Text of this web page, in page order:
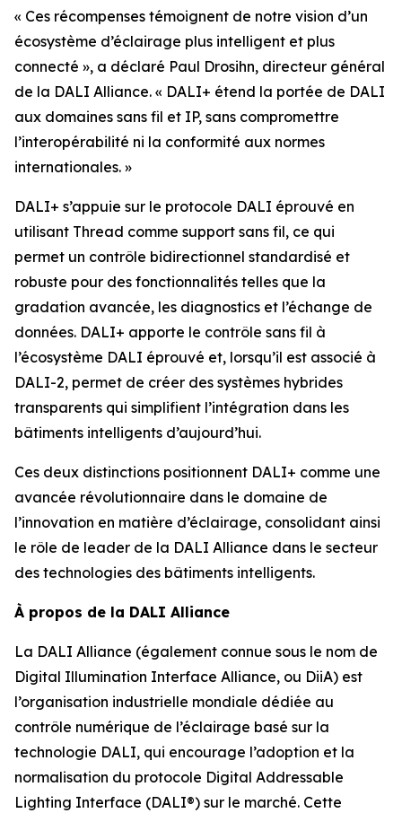
« Ces récompenses témoignent de notre vision d’un
écosystème d’éclairage plus intelligent et plus
connecté », a déclaré Paul Drosihn, directeur général
de la DALI Alliance. « DALI+ étend la portée de DALI
aux domaines sans fil et IP, sans compromettre
l’interopérabilité ni la conformité aux normes
internationales. »
DALI+ s’appuie sur le protocole DALI éprouvé en
utilisant Thread comme support sans fil, ce qui
permet un contrôle bidirectionnel standardisé et
robuste pour des fonctionnalités telles que la
gradation avancée, les diagnostics et l’échange de
données. DALI+ apporte le contrôle sans fil à
l’écosystème DALI éprouvé et, lorsqu’il est associé à
DALI-2, permet de créer des systèmes hybrides
transparents qui simplifient l’intégration dans les
bâtiments intelligents d’aujourd’hui.
Ces deux distinctions positionnent DALI+ comme une
avancée révolutionnaire dans le domaine de
l’innovation en matière d’éclairage, consolidant ainsi
le rôle de leader de la DALI Alliance dans le secteur
des technologies des bâtiments intelligents.
À propos de la DALI Alliance
La DALI Alliance (également connue sous le nom de
Digital Illumination Interface Alliance, ou DiiA) est
l’organisation industrielle mondiale dédiée au
contrôle numérique de l’éclairage basé sur la
technologie DALI, qui encourage l’adoption et la
normalisation du protocole Digital Addressable
Lighting Interface (DALI®) sur le marché. Cette